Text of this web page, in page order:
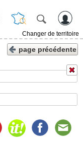
Changer de territoire
page précédente